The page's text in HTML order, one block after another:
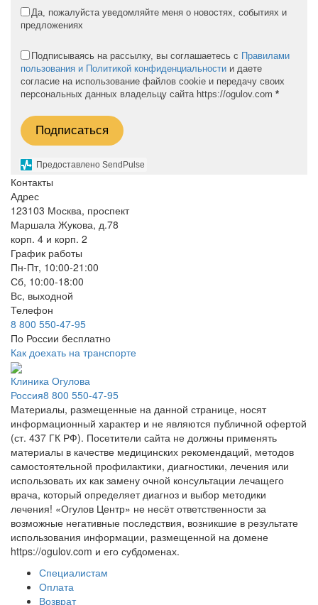
Да, пожалуйста уведомляйте меня о новостях, событиях и
предложениях
Подписываясь на рассылку, вы соглашаетесь с Правилами
пользования и Политикой конфиденциальности и даете
согласие на использование файлов cookie и передачу своих
персональных данных владельцу сайта https://ogulov.com *
Подписаться
Предоставлено SendPulse
Контакты
Адрес
123103 Москва, проспект
Маршала Жукова, д.78
корп. 4 и корп. 2
График работы
Пн-Пт, 10:00-21:00
Сб, 10:00-18:00
Вс, выходной
Телефон
8 800 550-47-95
По России бесплатно
Как доехать на транспорте
Клиника Огулова
Россия8 800 550-47-95
Материалы, размещенные на данной странице, носят
информационный характер и не являются публичной офертой
(ст. 437 ГК РФ). Посетители сайта не должны применять
материалы в качестве медицинских рекомендаций, методов
самостоятельной профилактики, диагностики, лечения или
использовать их как замену очной консультации лечащего
врача, который определяет диагноз и выбор методики
лечения! «Огулов Центр» не несёт ответственности за
возможные негативные последствия, возникшие в результате
использования информации, размещенной на домене
https://ogulov.com и его субдоменах.
Специалистам
Оплата
Возврат